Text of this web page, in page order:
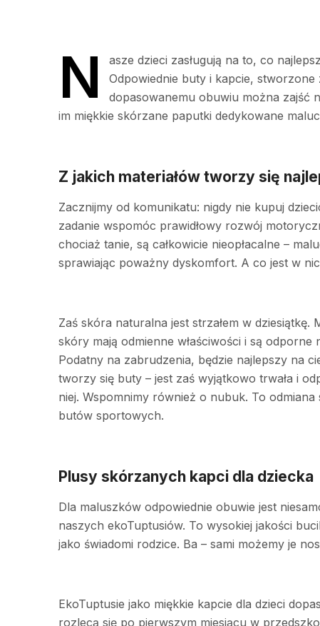
N asze dzieci zasługują na to, co
Odpowiednie buty i kapcie, stworzone
dopasowanemu obuwiu można zajść
im miękkie skórzane paputki dedykowane
Z jakich materiałów tworzy się
Zacznijmy od komunikatu: nigdy nie kupuj
zadanie wspomóc prawidłowy rozwój
chociaż tanie, są całkowicie nieopłacalne –
sprawiając poważny dyskomfort. A co jest w
Zaś skóra naturalna jest strzałem w
skóry mają odmienne właściwości i są
Podatny na zabrudzenia, będzie najlepszy na
tworzy się buty – jest zaś wyjątkowo trwała i
niej. Wspomnimy również o nubuk. To
butów sportowych.
Plusy skórzanych kapci dla dziecka
Dla maluszków odpowiednie obuwie jest
naszych ekoTuptusiów. To wysokiej jakości
jako świadomi rodzice. Ba – sami możemy je
EkoTuptusie jako miękkie kapcie dla dzieci
rozlecą się po pierwszym miesiącu w